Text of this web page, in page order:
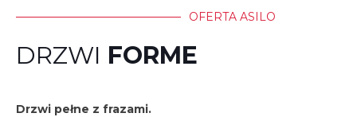
OFERTA ASILO
DRZWI FORME
Drzwi pełne z frazami.